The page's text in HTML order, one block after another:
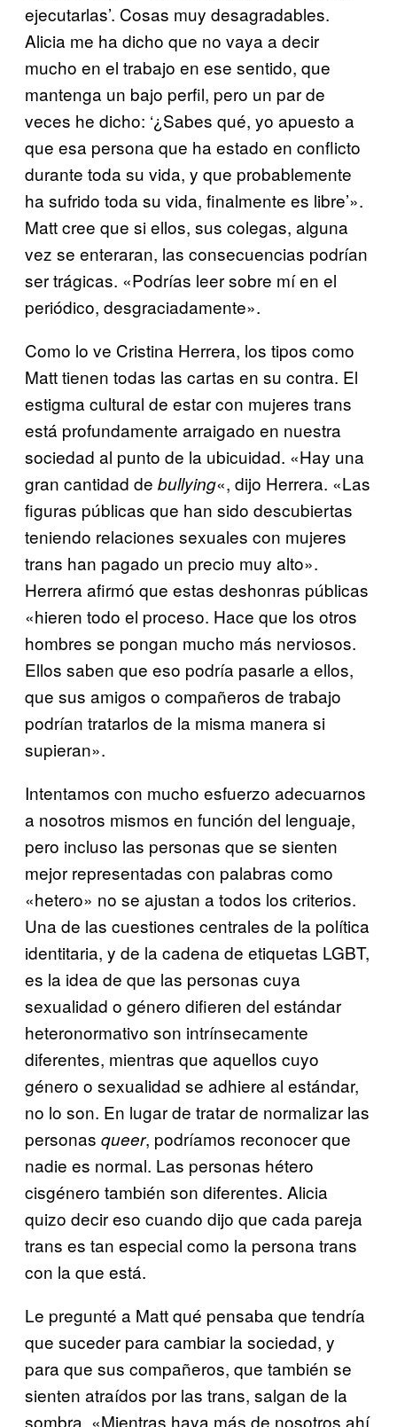
ejecutarlas’. Cosas muy desagradables.
Alicia me ha dicho que no vaya a decir
mucho en el trabajo en ese sentido, que
mantenga un bajo perfil, pero un par de
veces he dicho: ‘¿Sabes qué, yo apuesto a
que esa persona que ha estado en conflicto
durante toda su vida, y que probablemente
ha sufrido toda su vida, finalmente es libre’».
Matt cree que si ellos, sus colegas, alguna
vez se enteraran, las consecuencias podrían
ser trágicas. «Podrías leer sobre mí en el
periódico, desgraciadamente».
Como lo ve Cristina Herrera, los tipos como
Matt tienen todas las cartas en su contra. El
estigma cultural de estar con mujeres trans
está profundamente arraigado en nuestra
sociedad al punto de la ubicuidad. «Hay una
gran cantidad de bullying«, dijo Herrera. «Las
figuras públicas que han sido descubiertas
teniendo relaciones sexuales con mujeres
trans han pagado un precio muy alto».
Herrera afirmó que estas deshonras públicas
«hieren todo el proceso. Hace que los otros
hombres se pongan mucho más nerviosos.
Ellos saben que eso podría pasarle a ellos,
que sus amigos o compañeros de trabajo
podrían tratarlos de la misma manera si
supieran».
Intentamos con mucho esfuerzo adecuarnos
a nosotros mismos en función del lenguaje,
pero incluso las personas que se sienten
mejor representadas con palabras como
«hetero» no se ajustan a todos los criterios.
Una de las cuestiones centrales de la política
identitaria, y de la cadena de etiquetas LGBT,
es la idea de que las personas cuya
sexualidad o género difieren del estándar
heteronormativo son intrínsecamente
diferentes, mientras que aquellos cuyo
género o sexualidad se adhiere al estándar,
no lo son. En lugar de tratar de normalizar las
personas queer, podríamos reconocer que
nadie es normal. Las personas hétero
cisgénero también son diferentes. Alicia
quizo decir eso cuando dijo que cada pareja
trans es tan especial como la persona trans
con la que está.
Le pregunté a Matt qué pensaba que tendría
que suceder para cambiar la sociedad, y
para que sus compañeros, que también se
sienten atraídos por las trans, salgan de la
sombra. «Mientras haya más de nosotros ahí